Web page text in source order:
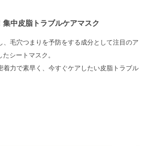
集中皮脂トラブルケアマスク
、毛穴つまりを予防をする成分として注目のア
シートマスク。
着力で素早く、今すぐケアしたい皮脂トラブル